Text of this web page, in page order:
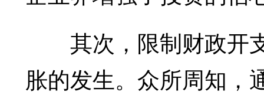
其次，限制财政开
胀的发生。众所周知，